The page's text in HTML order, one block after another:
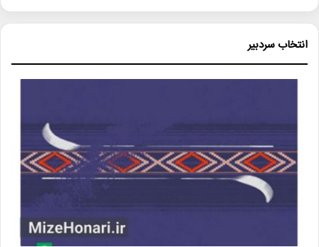
انتخاب سردبیر